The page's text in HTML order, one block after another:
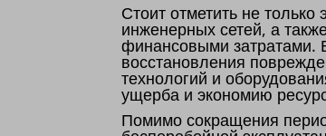
Стоит отметить не
инженерных сетей, а
финансовыми затратами.
восстановления
технологий и
ущерба и экономию
Помимо сокращения